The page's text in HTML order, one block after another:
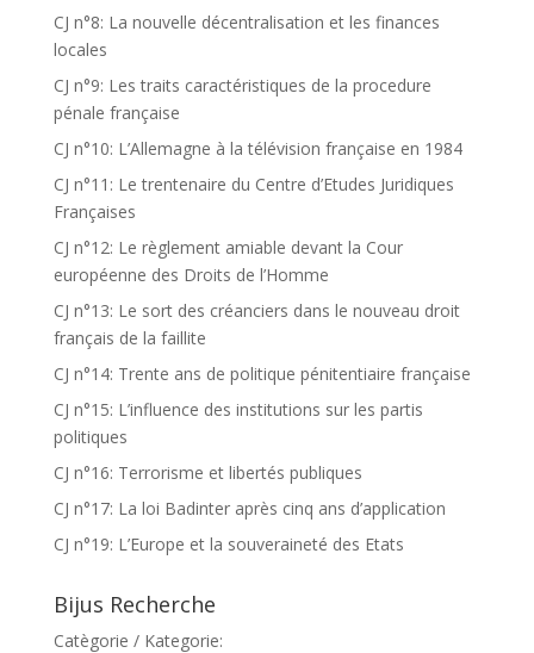
CJ n°8: La nouvelle décentralisation et les finances
locales
CJ n°9: Les traits caractéristiques de la procedure
pénale française
CJ n°10: L’Allemagne à la télévision française en 1984
CJ n°11: Le trentenaire du Centre d’Etudes Juridiques
Françaises
CJ n°12: Le règlement amiable devant la Cour
européenne des Droits de l’Homme
CJ n°13: Le sort des créanciers dans le nouveau droit
français de la faillite
CJ n°14: Trente ans de politique pénitentiaire française
CJ n°15: L’influence des institutions sur les partis
politiques
CJ n°16: Terrorisme et libertés publiques
CJ n°17: La loi Badinter après cinq ans d’application
CJ n°19: L’Europe et la souveraineté des Etats
Bijus Recherche
Catègorie / Kategorie: